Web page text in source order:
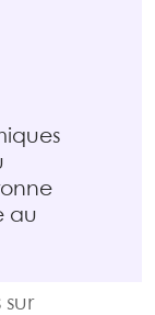
sur
au